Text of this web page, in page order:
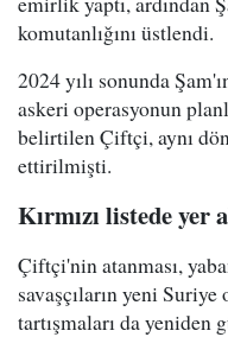
komutanlığını üstlendi.
2024 yılı sonunda
askeri operasyonun
belirtilen Çiftçi, aynı
ettirilmişti.
Kırmızı listede yer
Çiftçi'nin atanması,
savaşçıların yeni
tartışmaları da yeniden